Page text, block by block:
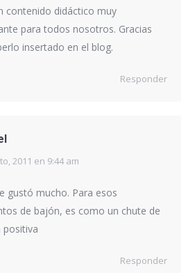
contenido didáctico muy
para todos nosotros. Gracias
insertado en el blog.
Responder
2011 en 9:44 am
gustó mucho. Para esos
de bajón, es como un chute de
positiva
Responder